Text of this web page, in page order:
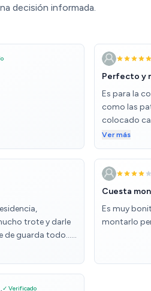
decisión informada.
Perfecto y
Es para la
como las
colocado
me sirve de
las puertas
ventilado y
perfecto , no
verdad que
Ver más
trote y darle
de guarda todo….
gratamente,
vez montado
como vajillas
Cuesta
Es muy
montarlo
✓ Verificado